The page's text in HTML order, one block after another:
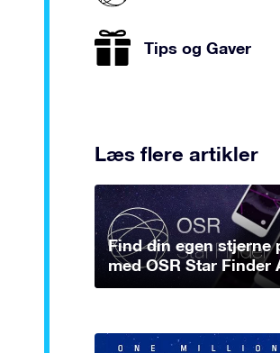
Tips og Gaver
Læs flere artikler
Find din egen stjerne
med OSR Star Finder